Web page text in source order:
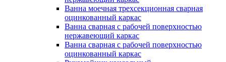
Ванна моечная трехсекционная сварная
оцинкованный каркас
Ванна сварная с рабочей поверхностью
нержавеющий каркас
Ванна сварная с рабочей поверхностью
оцинкованный каркас